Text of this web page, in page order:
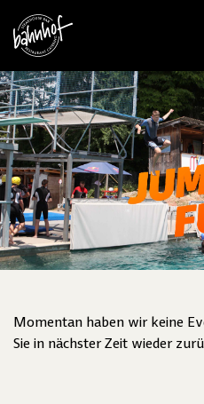
Momentan haben wir keine
Sie in nächster Zeit wieder